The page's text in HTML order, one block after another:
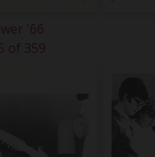
'66
of 359